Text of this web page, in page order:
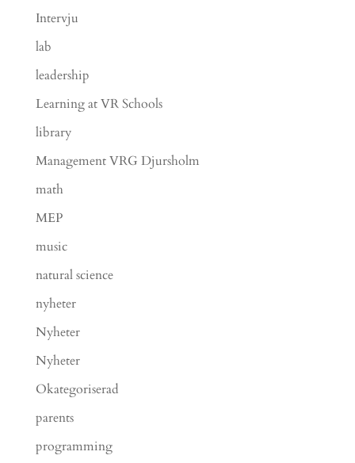
Intervju
lab
leadership
Learning at VR Schools
library
Management VRG Djursholm
math
MEP
music
natural science
nyheter
Nyheter
Nyheter
Okategoriserad
parents
programming